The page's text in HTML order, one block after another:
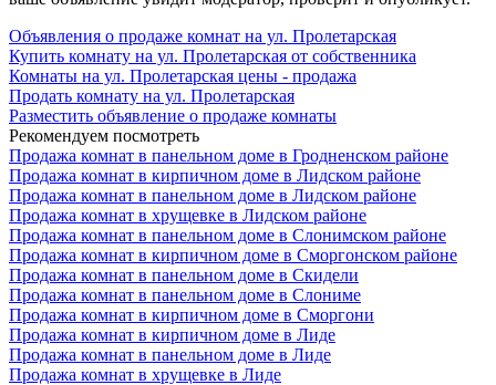
Объявления о продаже комнат на ул. Пролетарская
Купить комнату на ул. Пролетарская от собственника
Комнаты на ул. Пролетарская цены - продажа
Продать комнату на ул. Пролетарская
Разместить объявление о продаже комнаты
Рекомендуем посмотреть
Продажа комнат в панельном доме в Гродненском районе
Продажа комнат в кирпичном доме в Лидском районе
Продажа комнат в панельном доме в Лидском районе
Продажа комнат в хрущевке в Лидском районе
Продажа комнат в панельном доме в Слонимском районе
Продажа комнат в кирпичном доме в Сморгонском районе
Продажа комнат в панельном доме в Скидели
Продажа комнат в панельном доме в Слониме
Продажа комнат в кирпичном доме в Сморгони
Продажа комнат в кирпичном доме в Лиде
Продажа комнат в панельном доме в Лиде
Продажа комнат в хрущевке в Лиде